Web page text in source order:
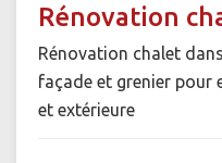
Rénovation
Rénovation chalet
façade et grenier pour
et extérieure